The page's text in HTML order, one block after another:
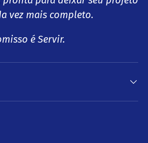
vez mais completo.
é Servir.